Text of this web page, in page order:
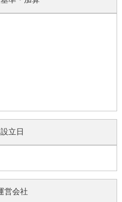
設立日
営会社